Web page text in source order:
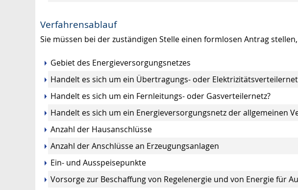
Verfahrensablauf
Sie müssen bei der zuständigen Stelle einen formlosen Antrag
Gebiet des Energieversorgungsnetzes
Handelt es sich um ein Übertragungs- oder
Handelt es sich um ein Fernleitungs- oder Gasverteilernetz?
Handelt es sich um ein Energieversorgungsnetz der allgemeinen
Anzahl der Hausanschlüsse
Anzahl der Anschlüsse an Erzeugungsanlagen
Ein- und Ausspeisepunkte
Vorsorge zur Beschaffung von Regelenergie und von Energie für